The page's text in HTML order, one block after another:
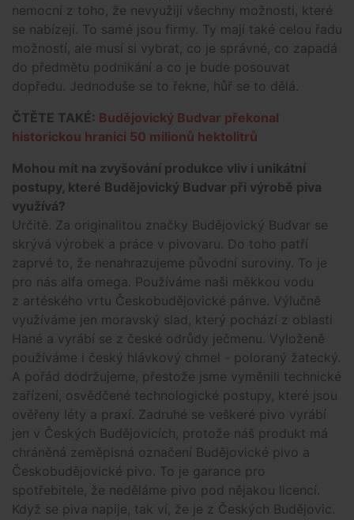
nemocní z toho, že nevyužijí všechny možnosti, které
se nabízejí. To samé jsou firmy. Ty mají také celou řadu
možností, ale musí si vybrat, co je správné, co zapadá
do předmětu podnikání a co je bude posouvat
dopředu. Jednoduše se to řekne, hůř se to dělá.
ČTĚTE TAKÉ: Budějovický Budvar překonal
historickou hranici 50 milionů hektolitrů
Mohou mít na zvyšování produkce vliv i unikátní
postupy, které Budějovický Budvar při výrobě piva
využívá?
Určitě. Za originalitou značky Budějovický Budvar se
skrývá výrobek a práce v pivovaru. Do toho patří
zaprvé to, že nenahrazujeme původní suroviny. To je
pro nás alfa omega. Používáme naši měkkou vodu
z artéského vrtu Českobudějovické pánve. Výlučně
využíváme jen moravský slad, který pochází z oblasti
Hané a vyrábí se z české odrůdy ječmenu. Vyloženě
používáme i český hlávkový chmel - poloraný žatecký.
A pořád dodržujeme, přestože jsme vyměnili technické
zařízení, osvědčené technologické postupy, které jsou
ověřeny léty a praxí. Zadruhé se veškeré pivo vyrábí
jen v Českých Budějovicích, protože náš produkt má
chráněná zeměpisná označení Budějovické pivo a
Českobudějovické pivo. To je garance pro
spotřebitele, že neděláme pivo pod nějakou licencí.
Když se piva napije, tak ví, že je z Českých Budějovic.